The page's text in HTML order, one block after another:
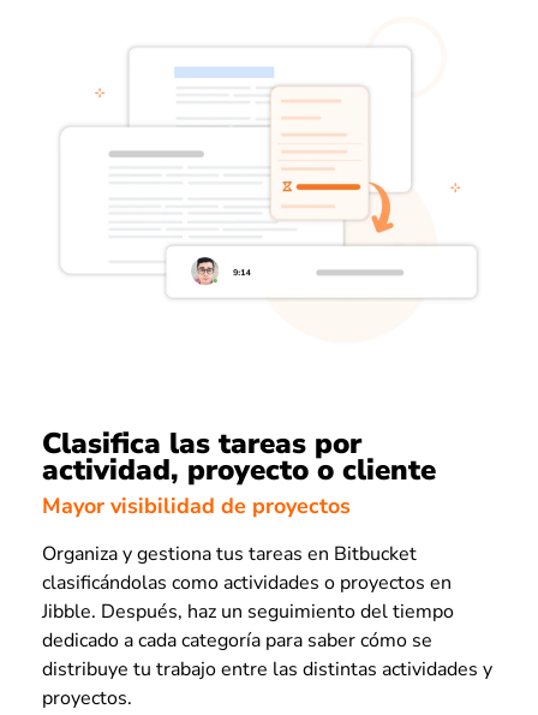
Clasifica las tareas por
actividad, proyecto o cliente
Mayor visibilidad de proyectos
Organiza y gestiona tus tareas en Bitbucket
clasificándolas como actividades o proyectos en
Jibble. Después, haz un seguimiento del tiempo
dedicado a cada categoría para saber cómo se
distribuye tu trabajo entre las distintas actividades y
proyectos.